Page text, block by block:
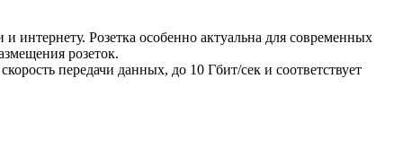
интернету. Розетка особенно актуальна для современных
розеток.
передачи данных, до 10 Гбит/сек и соответствует